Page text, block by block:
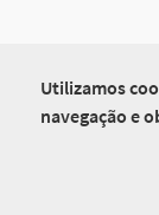
Utilizamos
navegação e